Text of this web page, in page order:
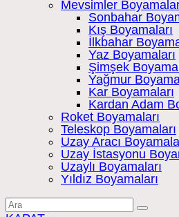
Mevsimler
Sonbahar
Kış Boyamaları
İlkbahar
Yaz Boyamaları
Şimşek
Yağmur
Kar Boyamaları
Kardan Adam
Roket Boyamaları
Teleskop Boyamaları
Uzay Aracı
Uzay İstasyonu
Uzaylı Boyamaları
Yıldız Boyamaları